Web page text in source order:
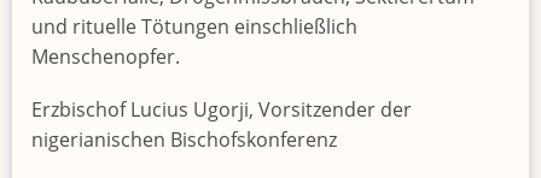
und rituelle Tötungen einschließlich
Menschenopfer.
Erzbischof Lucius Ugorji, Vorsitzender der
nigerianischen Bischofskonferenz